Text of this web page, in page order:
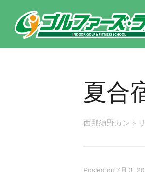
東京都新宿区・文京区ゴルフレッスンのゴルファーズ・ラボ » 夏合宿開催のお知
夏合
西那須野カント
Posted on 7月 3,